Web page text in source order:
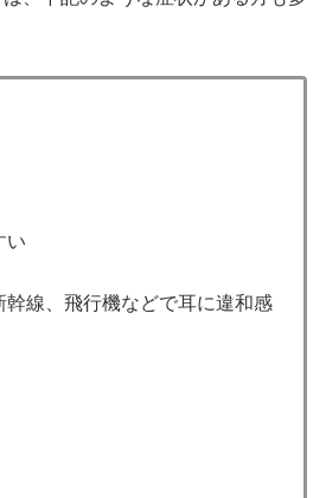
い
幹線、飛行機などで耳に違和感